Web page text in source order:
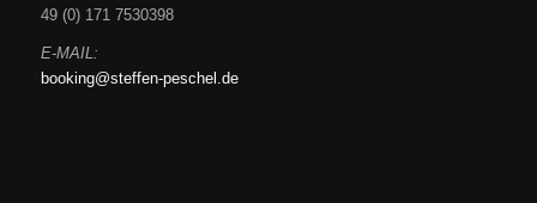
49 (0) 171 7530398
E-MAIL:
booking@steffen-peschel.de